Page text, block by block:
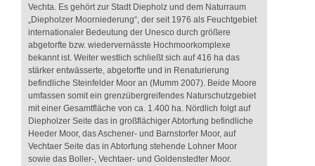
Vechta. Es gehört zur Stadt Diepholz und dem Naturraum
„Diepholzer Moorniederung“, der seit 1976 als Feuchtgebiet
internationaler Bedeutung der Unesco durch größere
abgetorfte bzw. wiedervernässte Hochmoorkomplexe
bekannt ist. Weiter westlich schließt sich auf 416 ha das
stärker entwässerte, abgetorfte und in Renaturierung
befindliche Steinfelder Moor an (Mumm 2007). Beide Moore
umfassen somit ein grenzübergreifendes Naturschutzgebiet
mit einer Gesamtfläche von ca. 1.400 ha. Nördlich folgt auf
Diepholzer Seite das in großflächiger Abtorfung befindliche
Heeder Moor, das Aschener- und Barnstorfer Moor, auf
Vechtaer Seite das in Abtorfung stehende Lohner Moor
sowie das Boller-, Vechtaer- und Goldenstedter Moor.